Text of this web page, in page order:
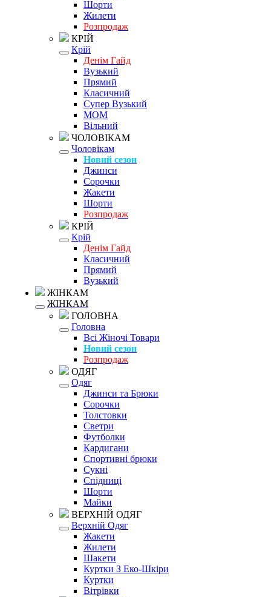
Шорти
Жилети
Розпродаж
КРІЙ
Крій
Денім Гайд
Вузький
Прямий
Класичний
Супер Вузький
MOM
Вільний
ЧОЛОВІКАМ
Чоловікам
Новий сезон
Джинси
Сорочки
Жакети
Шорти
Розпродаж
КРІЙ
Крій
Денім Гайд
Класичний
Прямий
Вузький
ЖІНКАМ
ЖІНКАМ
ГОЛОВНА
Головна
Всі Жіночі Товари
Новий сезон
Розпродаж
ОДЯГ
Одяг
Джинси та Брюки
Сорочки
Толстовки
Светри
Футболки
Кардигани
Спортивні брюки
Сукні
Спідниці
Шорти
Майки
ВЕРХНІЙ ОДЯГ
Верхній Одяг
Жакети
Жилети
Шакети
Куртки З Еко-Шкіри
Куртки
Вітрівки